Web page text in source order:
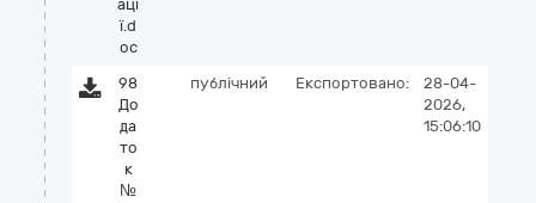
аці
ї.d
oc
98
До
да
то
к
№
публічний Експортовано:
28-04-
2026,
15:06:10